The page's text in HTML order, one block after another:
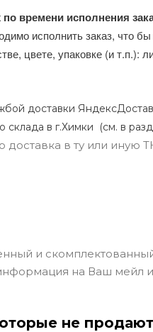
времени исполнения
исполнить заказ, что
цвете, упаковке (и т.п.):
доставки
склада в г.Химки (см. в
доставка в ту или иную
и
на Ваш мейл
не